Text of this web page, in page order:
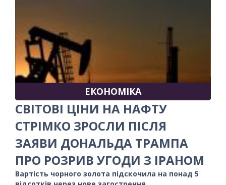
ЕКОНОМІКА
СВІТОВІ ЦІНИ НА НАФТУ
СТРІМКО ЗРОСЛИ ПІСЛЯ
ЗАЯВИ ДОНАЛЬДА ТРАМПА
ПРО РОЗРИВ УГОДИ З ІРАНОМ
Вартість чорного золота підскочила на понад 5